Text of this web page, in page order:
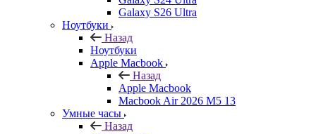
Galaxy S26 Ultra
Ноутбуки
Назад
Ноутбуки
Apple Macbook
Назад
Apple Macbook
Macbook Air 2026 M5 13
Умные часы
Назад